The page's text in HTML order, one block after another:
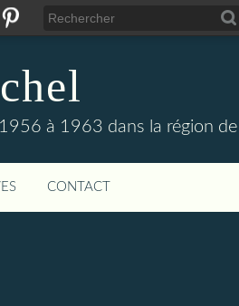
à 1963 dans la région de
CONTACT